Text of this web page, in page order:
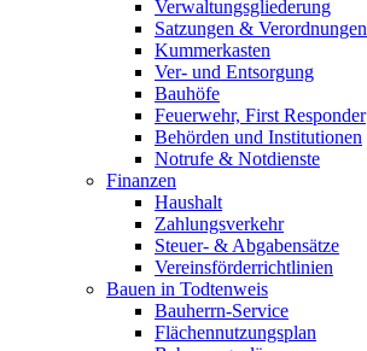
Verwaltungsgliederung
Satzungen & Verordnungen
Kummerkasten
Ver- und Entsorgung
Bauhöfe
Feuerwehr, First Responder
Behörden und Institutionen
Notrufe & Notdienste
Finanzen
Haushalt
Zahlungsverkehr
Steuer- & Abgabensätze
Vereinsförderrichtlinien
Bauen in Todtenweis
Bauherrn-Service
Flächennutzungsplan